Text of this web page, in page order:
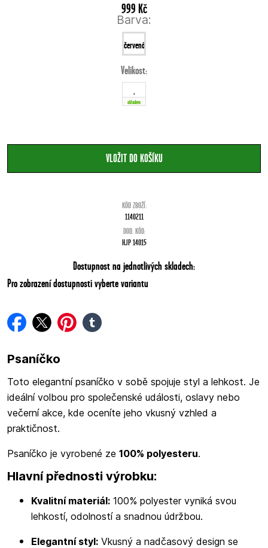
999 Kč
Barva:
červená
Velikost:
.
skladem
KÓD ZBOŽÍ:
1140211
DOD. KÓD:
HJP 14015
Dostupnost na jednotlivých skladech:
Pro zobrazení dostupnosti vyberte variantu
facebook
twitterpinterest
tumblr
Psaníčko
Toto elegantní psaníčko v sobě spojuje styl a lehkost. Je
ideální volbou pro společenské události, oslavy nebo
večerní akce, kde oceníte jeho vkusný vzhled a
praktičnost.
Psaníčko je vyrobené ze 100% polyesteru.
Hlavní přednosti výrobku:
Kvalitní materiál: 100% polyester vyniká svou
lehkostí, odolností a snadnou údržbou.
Elegantní styl: Vkusný a nadčasový design se